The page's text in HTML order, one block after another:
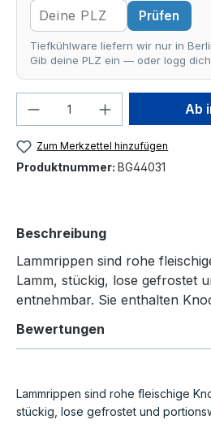
Prüfen
Tiefkühlware liefern wir nur in
Gib deine PLZ ein — oder logg
Produkt Anzahl: Gib
Ab
Zum Merkzettel hinzufügen
Produktnummer: BG44031
Beschreibung
Lammrippen sind rohe
Lamm, stückig, lose gefrostet
entnehmbar. Sie enthalten
Bewertungen
Lammrippen sind rohe fleischige
stückig, lose gefrostet und